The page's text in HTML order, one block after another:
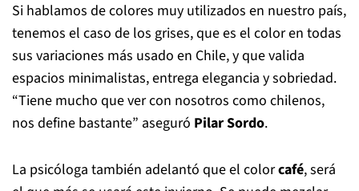
Si hablamos de colores muy utilizados en nuestro país,
tenemos el caso de los grises, que es el color en todas
sus variaciones más usado en Chile, y que valida
espacios minimalistas, entrega elegancia y sobriedad.
“Tiene mucho que ver con nosotros como chilenos,
nos define bastante” aseguró Pilar Sordo.
La psicóloga también adelantó que el colorcafé, será